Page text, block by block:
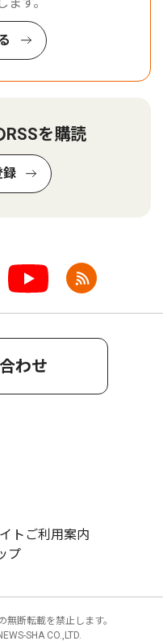
RSSを購読
録
わせ
トご利用案内
プ
断転載を禁止します。
SHA CO.,LTD.